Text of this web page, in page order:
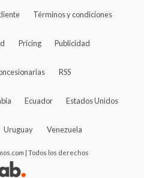
Términos y condiciones
Pricing Publicidad
RSS
Ecuador Estados Unidos
Uruguay Venezuela
| Todos los derechos